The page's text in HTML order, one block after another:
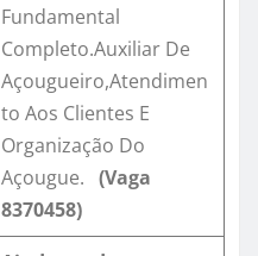
Fundamental
Completo.Auxiliar De
Açougueiro,Atendimen
to Aos Clientes E
Organização Do
Açougue. (Vaga
8370458)